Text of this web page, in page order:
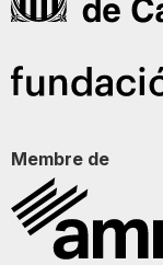
Membre de